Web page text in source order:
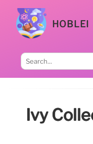
HOBLEI
Ivy